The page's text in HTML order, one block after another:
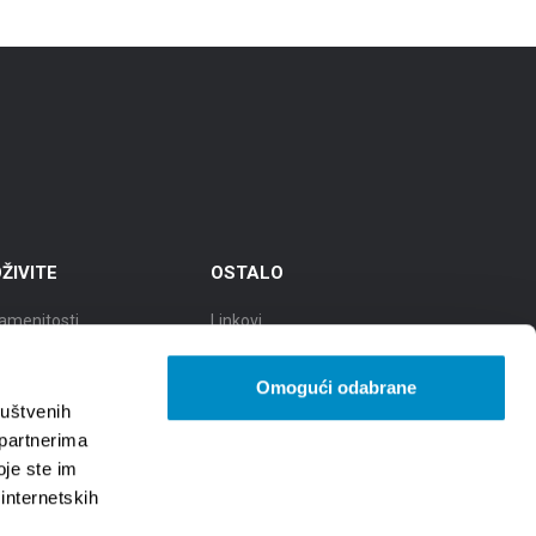
ste im
Omogući odabrane
kulture
gastronomije
prirodnih ljepota
OSTALO
Linkovi